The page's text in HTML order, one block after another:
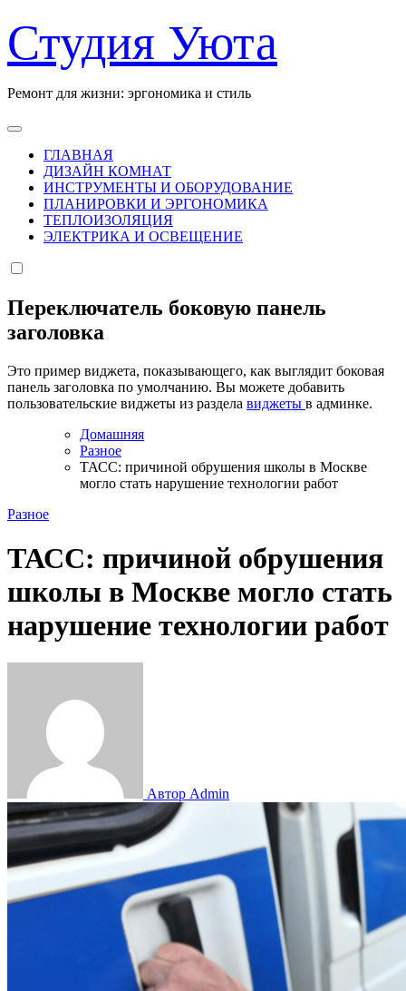
к
содержанию
Студия Уюта
Ремонт для жизни: эргономика и стиль
ГЛАВНАЯ
ДИЗАЙН КОМНАТ
ИНСТРУМЕНТЫ И ОБОРУДОВАНИЕ
ПЛАНИРОВКИ И ЭРГОНОМИКА
ТЕПЛОИЗОЛЯЦИЯ
ЭЛЕКТРИКА И ОСВЕЩЕНИЕ
Переключатель боковую панель
заголовка
Это пример виджета, показывающего, как выглядит боковая
панель заголовка по умолчанию. Вы можете добавить
пользовательские виджеты из раздела виджеты в админке.
Домашняя
Разное
ТАСС: причиной обрушения школы в Москве
могло стать нарушение технологии работ
Разное
ТАСС: причиной обрушения
школы в Москве могло стать
нарушение технологии работ
Автор Admin